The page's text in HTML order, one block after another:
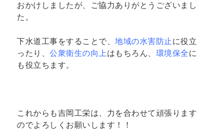
おかけしましたが、ご協力ありがとうございまし
た。
下水道工事をすることで、地域の水害防止 に役立
ったり、公衆衛生の向上 はもちろん、 環境保全に
も役立ちます。
これからも吉岡工栄は、力を合わせて頑張ります
のでよろしくお願いします！！